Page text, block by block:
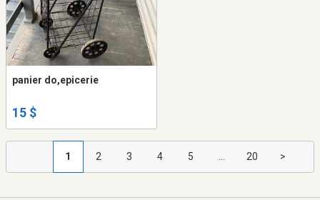
panier do,epicerie
15 $
1 2 3 4 5 ... 20 >